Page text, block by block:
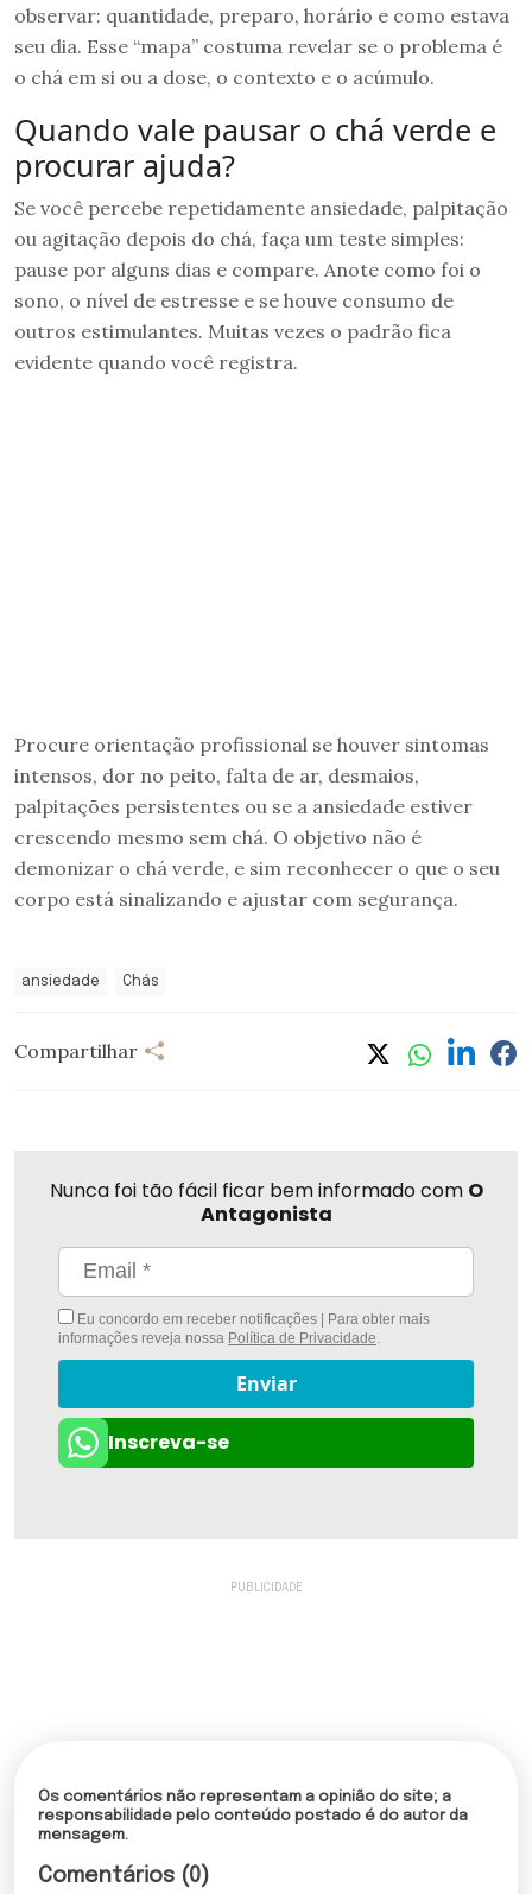
observar: quantidade, preparo, horário e como estava
seu dia. Esse “mapa” costuma revelar se o problema é
o chá em si ou a dose, o contexto e o acúmulo.
Quando vale pausar o chá verde e
procurar ajuda?
Se você percebe repetidamente ansiedade, palpitação
ou agitação depois do chá, faça um teste simples:
pause por alguns dias e compare. Anote como foi o
sono, o nível de estresse e se houve consumo de
outros estimulantes. Muitas vezes o padrão fica
evidente quando você registra.
Procure orientação profissional se houver sintomas
intensos, dor no peito, falta de ar, desmaios,
palpitações persistentes ou se a ansiedade estiver
crescendo mesmo sem chá. O objetivo não é
demonizar o chá verde, e sim reconhecer o que o seu
corpo está sinalizando e ajustar com segurança.
ansiedade Chás
Compartilhar
Nunca foi tão fácil ficar bem informado com O
Antagonista
Eu concordo em receber notificações | Para obter mais
informações reveja nossa Política de Privacidade
Enviar
Inscreva-se
Os comentários não representam a opinião do site; a
responsabilidade pelo conteúdo postado é do autor da
mensagem.
Comentários (0)